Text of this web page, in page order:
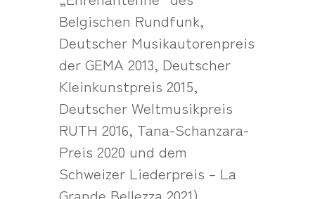
Belgischen Rundfunk,
Deutscher Musikautorenpreis
der GEMA 2013, Deutscher
Kleinkunstpreis 2015,
Deutscher Weltmusikpreis
RUTH 2016, Tana-Schanzara-
Preis 2020 und dem
Schweizer Liederpreis – La